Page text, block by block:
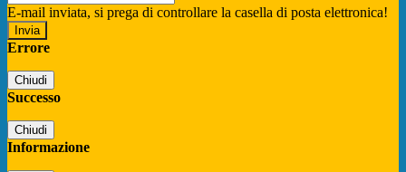
E-mail inviata, si prega di controllare la casella di posta elettronica!
Errore
Chiudi
Successo
Chiudi
Informazione